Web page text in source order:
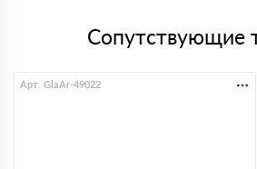
Сопутствующие
Арт. GlaAr-49022